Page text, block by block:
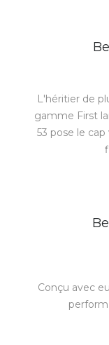
L'héritier de
gamme First
53 pose le
Conçu avec